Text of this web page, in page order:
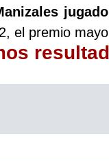
el premio